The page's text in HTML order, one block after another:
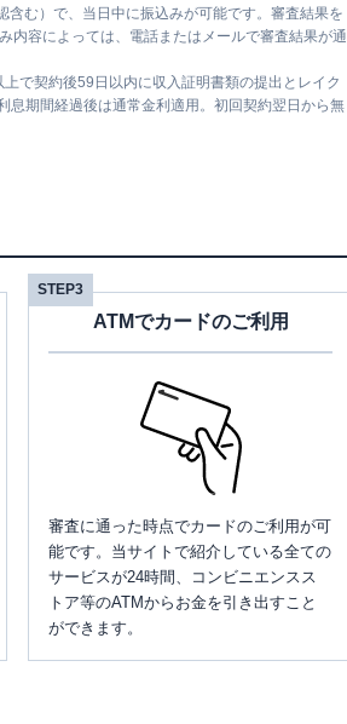
む）で、当日中に振込みが可能です。審査結果を
内容によっては、電話またはメールで審査結果が通
で契約後59日以内に収入証明書類の提出とレイク
期間経過後は通常金利適用。初回契約翌日から無
STEP3
ATMでカードのご利用
審査に通った時点でカードのご利用が可
能です。当サイトで紹介している全ての
サービスが24時間、コンビニエンスス
トア等のATMからお金を引き出すこと
ができます。